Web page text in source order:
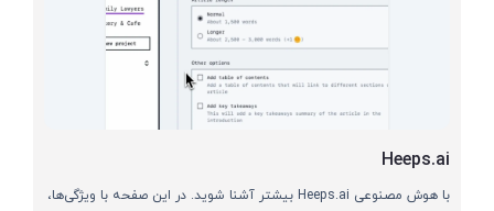
Heeps.ai
با هوش مصنوعی Heeps.ai بیشتر آشنا شوید. در این صفحه با ویژگی‌ها،